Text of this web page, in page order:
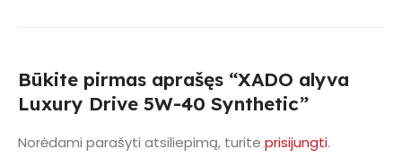
Būkite pirmas aprašęs “XADO alyva
Luxury Drive 5W-40 Synthetic”
Norėdami parašyti atsiliepimą, turite prisijungti.